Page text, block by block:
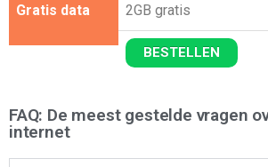
Gratis data 2GB gratis
BESTELLEN
FAQ: De meest gestelde vragen
internet